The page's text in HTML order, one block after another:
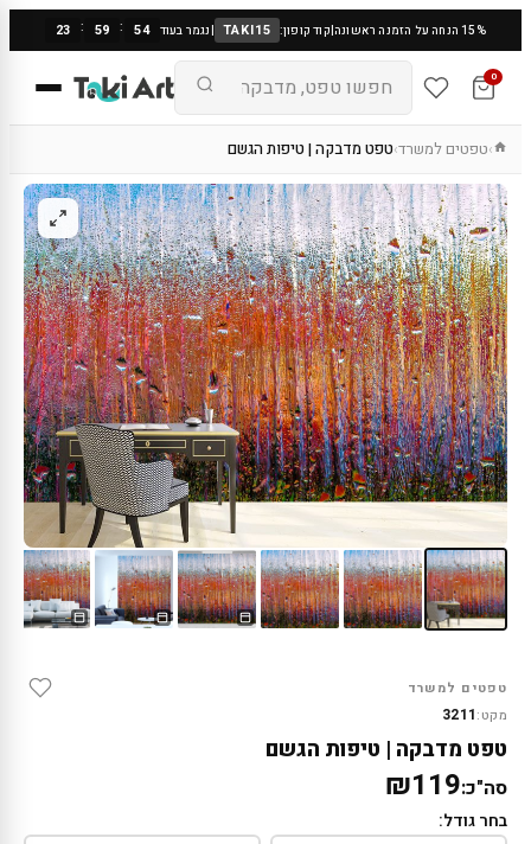
15% הנחה על הזמנה ראשונה |קוד קופון: TAKI15
|נגמר בעוד 23 : 59 : 53
0
›טפטים למשרד›טפט מדבקה | טיפות הגשם
טפטים למשרד
מקט:3211
טפט מדבקה | טיפות הגשם
סה"כ:₪119
בחר גודל: